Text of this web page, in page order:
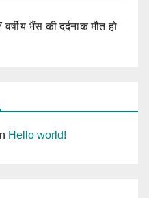
भैंस की दर्दनाक मौत हो
Hello world!